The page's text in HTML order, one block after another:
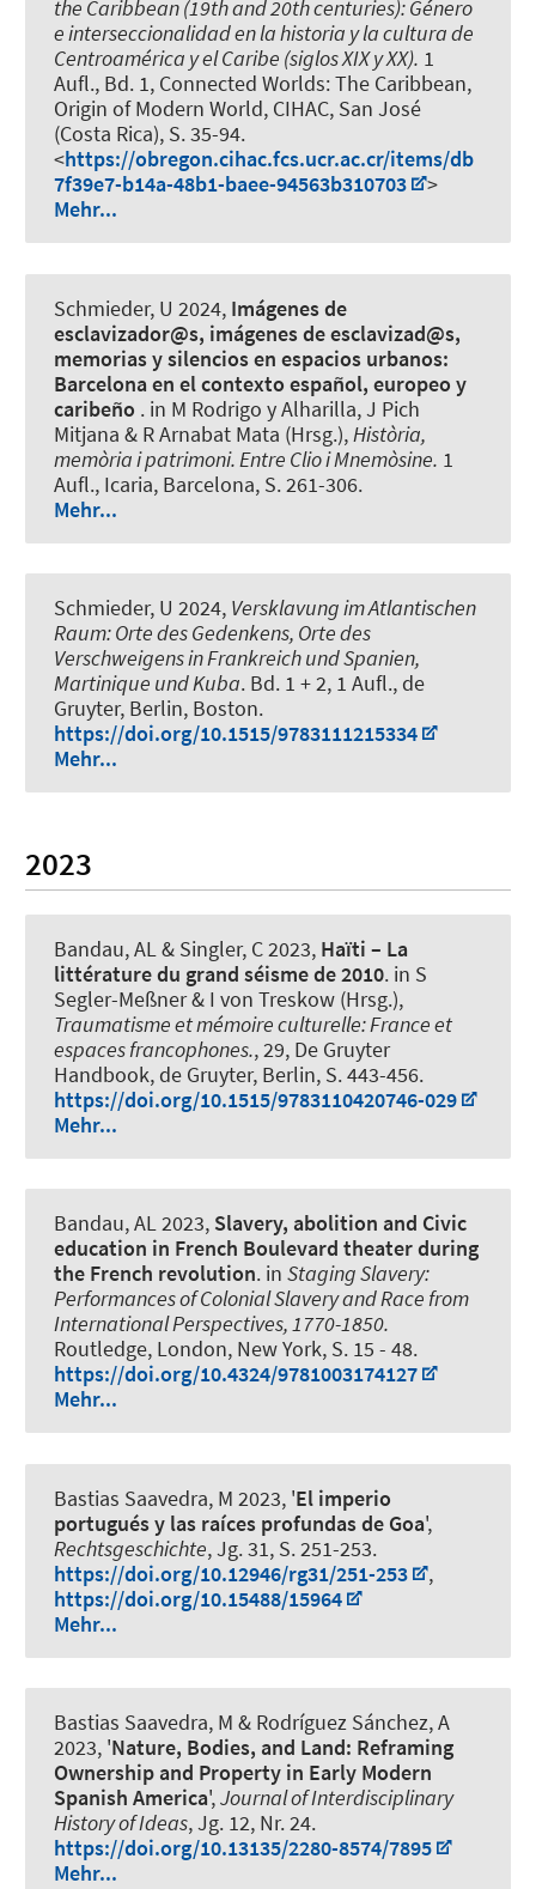
the Caribbean (19th and 20th centuries): Género
e interseccionalidad en la historia y la cultura de
Centroamérica y el Caribe (siglos XIX y XX). 1
Aufl., Bd. 1, Connected Worlds: The Caribbean,
Origin of Modern World, CIHAC, San José
(Costa Rica), S. 35-94.
<https://obregon.cihac.fcs.ucr.ac.cr/items/db
7f39e7-b14a-48b1-baee-94563b310703
>
Mehr...
Schmieder, U 2024, Imágenes de
esclavizador@s, imágenes de esclavizad@s,
memorias y silencios en espacios urbanos:
Barcelona en el contexto español, europeo y
caribeño . in M Rodrigo y Alharilla, J Pich
Mitjana & R Arnabat Mata (Hrsg.),Història,
memòria i patrimoni. Entre Clio i Mnemòsine. 1
Aufl., Icaria, Barcelona, S. 261-306.
Mehr...
Schmieder, U 2024, Versklavung im Atlantischen
Raum: Orte des Gedenkens, Orte des
Verschweigens in Frankreich und Spanien,
Martinique und Kuba. Bd. 1 + 2, 1 Aufl., de
Gruyter, Berlin, Boston.
https://doi.org/10.1515/9783111215334
Mehr...
2023
Bandau, AL& Singler, C 2023, Haïti – La
littérature du grand séisme de 2010. in S
Segler-Meßner & I von Treskow (Hrsg.),
Traumatisme et mémoire culturelle: France et
espaces francophones., 29, De Gruyter
Handbook, de Gruyter, Berlin, S. 443-456.
https://doi.org/10.1515/9783110420746-029
Mehr...
Bandau, AL2023, Slavery, abolition and Civic
education in French Boulevard theater during
the French revolution. in Staging Slavery:
Performances of Colonial Slavery and Race from
International Perspectives, 1770-1850.
Routledge, London, New York, S. 15 - 48.
https://doi.org/10.4324/9781003174127
Mehr...
Bastias Saavedra, M 2023, 'El imperio
portugués y las raíces profundas de Goa',
Rechtsgeschichte, Jg. 31, S. 251-253.
https://doi.org/10.12946/rg31/251-253
,
https://doi.org/10.15488/15964
Mehr...
Bastias Saavedra, M & Rodríguez Sánchez, A
2023, 'Nature, Bodies, and Land: Reframing
Ownership and Property in Early Modern
Spanish America',Journal of Interdisciplinary
History of Ideas, Jg. 12, Nr. 24.
https://doi.org/10.13135/2280-8574/7895
Mehr...